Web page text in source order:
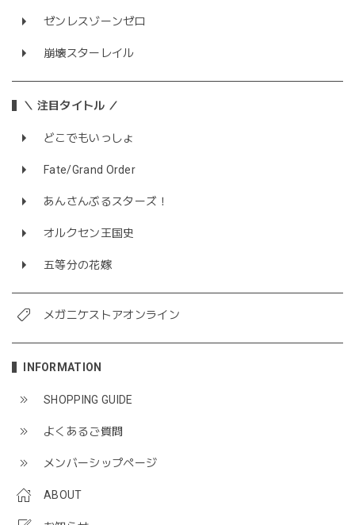
ゼンレスゾーンゼロ
崩壊スターレイル
＼ 注目タイトル ／
どこでもいっしょ
Fate/Grand Order
あんさんぶるスターズ！
オルクセン王国史
五等分の花嫁
メガニケストアオンライン
INFORMATION
SHOPPING GUIDE
よくあるご質問
メンバーシップページ
ABOUT